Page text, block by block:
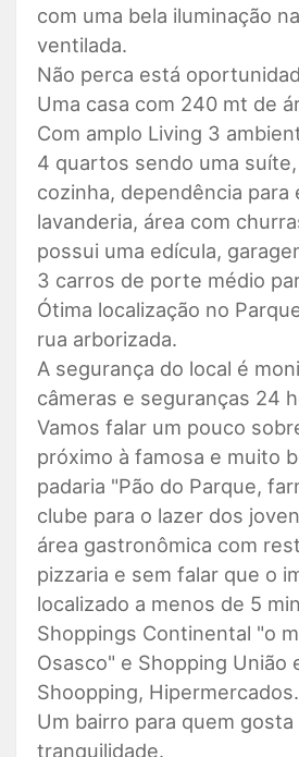
com uma bela iluminação
ventilada.
Não perca está
Uma casa com 240 mt de
Com amplo Living 3
4 quartos sendo uma
cozinha, dependência para
lavanderia, área com
possui uma edícula,
3 carros de porte médio
Ótima localização no
rua arborizada.
A segurança do local é
câmeras e seguranças 24
Vamos falar um pouco
próximo à famosa e muito
padaria "Pão do Parque,
clube para o lazer dos
área gastronômica com
pizzaria e sem falar que o
localizado a menos de 5
Shoppings Continental "o
Osasco" e Shopping União
Shoopping, Hipermercados.
Um bairro para quem
tranquilidade.